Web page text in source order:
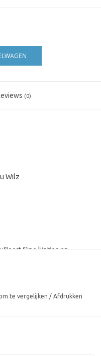
(0)
Wilz
fijne lijntjes en
poederproducten geven
te vergelijken / Afdrukken